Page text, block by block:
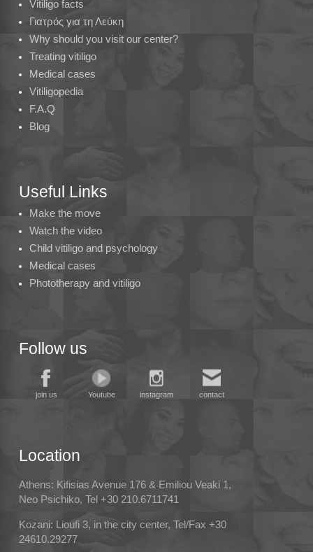
Vitiligo facts
Γιατρός για τη Λεύκη
Why should you visit our center?
Treating vitiligo
Medical cases
Vitiligopedia
F.A.Q
Blog
Useful Links
Make the move
Watch the video
Child vitiligo and psychology
Medical cases
Phototherapy and vitiligo
Follow us
join us Youtube instagram contact
Location
Athens: Kifisias Avenue 176 & Emiliou Veaki 1,
Neo Psichiko, Tel +30 210.6711741
Kozani: Lioufi 3, in the city center, Tel/Fax +30
24610.29277